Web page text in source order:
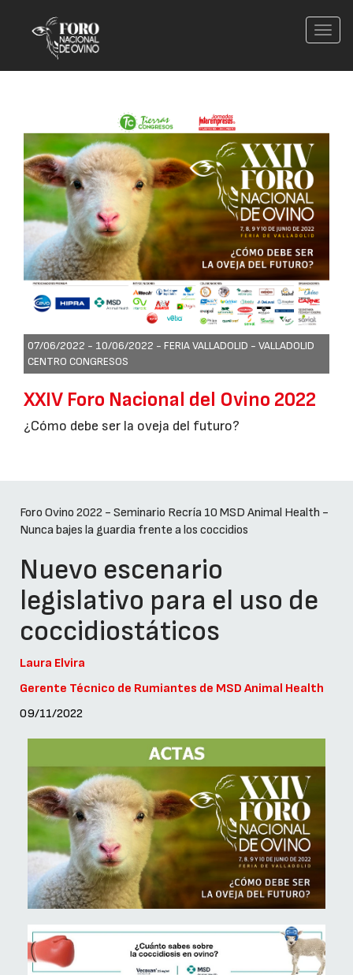
07/06/2022 - 10/06/2022 - FERIA VALLADOLID - VALLADOLID
CENTRO CONGRESOS
XXIV Foro Nacional del Ovino 2022
¿Cómo debe ser la oveja del futuro?
Foro Ovino 2022 - Seminario Recría 10 MSD Animal Health -
Nunca bajes la guardia frente a los coccidios
Nuevo escenario
legislativo para el uso de
coccidiostáticos
Laura Elvira
Gerente Técnico de Rumiantes de MSD Animal Health
09/11/2022